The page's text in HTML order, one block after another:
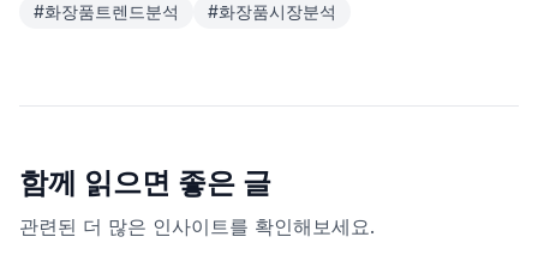
#화장품트렌드분석 #화장품시장분석
함께 읽으면 좋은 글
관련된 더 많은 인사이트를 확인해보세요.